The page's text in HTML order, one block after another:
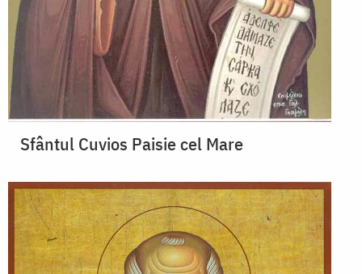
Sfântul Cuvios Paisie cel Mare